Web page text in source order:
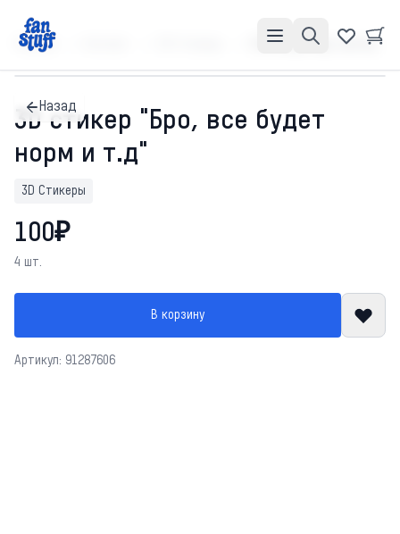
Главная 3D стикер "Бро, все будет норм и т.д"
Назад
3D стикер "Бро, все будет
норм и т.д"
3D Стикеры
100₽
4 шт.
В корзину
Артикул: 91287606